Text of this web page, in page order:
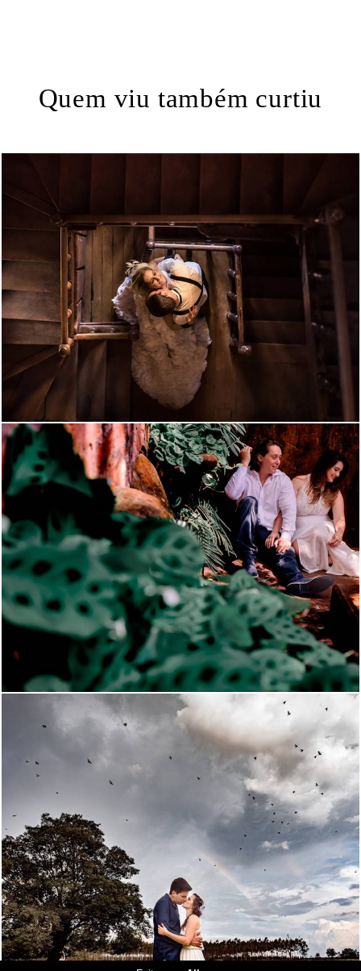
Quem viu também curtiu
2954 12
1636 3
2